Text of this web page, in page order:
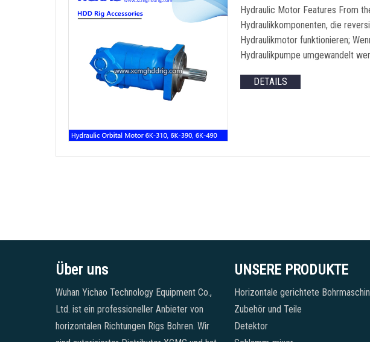
Hydraulic Motor Features From
Hydraulikkomponenten, die
Hydraulikmotor funktionieren;
Hydraulikpumpe umgewandelt
DETAILS
Über uns
Wuhan Yichao Technology Equipment Co.,
Ltd. ist ein professioneller Anbieter von
horizontalen Richtungen Rigs Bohren. Wir
UNSERE PRODUKTE
Horizontale gerichtete
Zubehör und Teile
Detektor